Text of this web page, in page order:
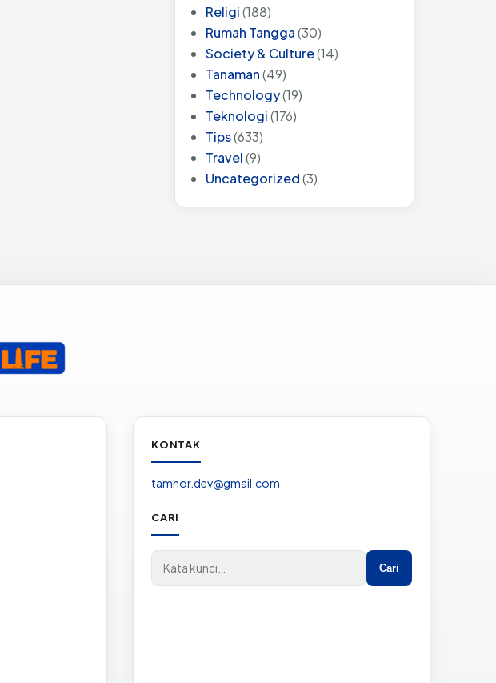
Religi(188)
Rumah Tangga(30)
Society & Culture(14)
Tanaman(49)
Technology(19)
Teknologi(176)
Tips(633)
Travel(9)
Uncategorized(3)
KONTAK
tamhor.dev@gmail.com
CARI
Cari di situs
Cari